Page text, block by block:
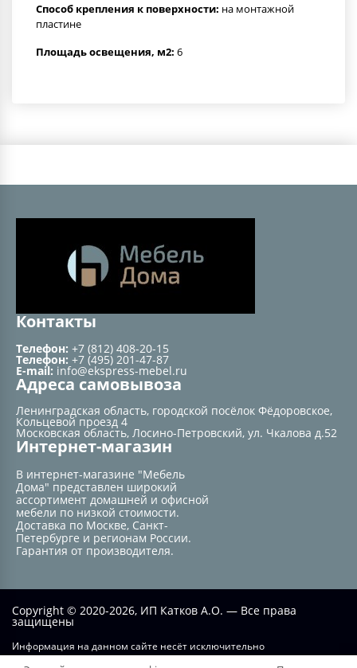
Способ крепления к поверхности: на монтажной
пластине
Площадь освещения, м2: 6
Контакты
Телефон: +7 (812) 408-20-15
Телефон: +7 (495) 201-47-87
E-mail: info@ekspress-mebel.ru
Адреса самовывоза
Ленинградская область, городской посёлок Фёдоровское,
Кольцевой проезд 4
Московская область, Лосино-Петровский, ул. Чкалова д.52
Интернет-магазин
В интернет-магазине "Мебель
Дома" представлен широкий
ассортимент домашней и офисной
мебели по низкой стоимости.
Доставка по Москве, Санкт-
Петербурге и регионам России.
Гарантия от производителя.
Copyright © 2020-2026, ИП Катков А.О. — Все права
защищены
Информация на данном сайте несёт исключительно